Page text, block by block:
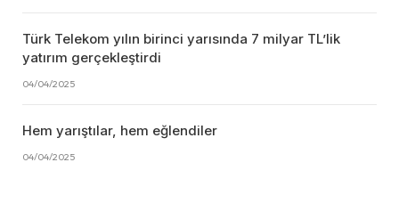
Türk Telekom yılın birinci yarısında 7 milyar TL’lik
yatırım gerçekleştirdi
04/04/2025
Hem yarıştılar, hem eğlendiler
04/04/2025